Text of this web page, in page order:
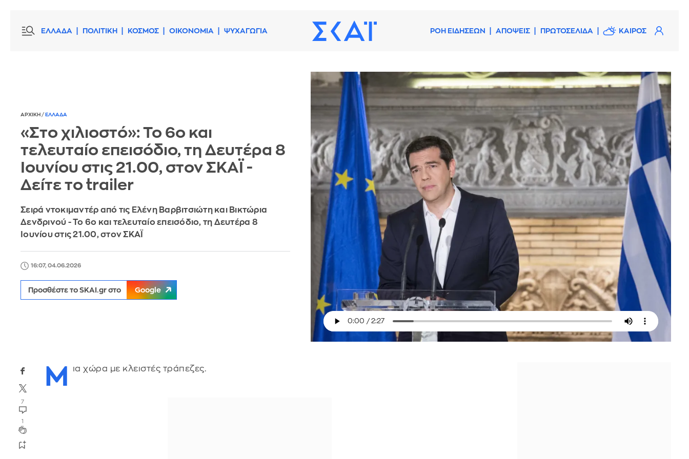
ΕΛΛΑΔΑ ΠΟΛΙΤΙΚΗ ΚΟΣΜΟΣ ΟΙΚΟΝΟΜΙΑ ΨΥΧΑΓΩΓΙΑ ΡΟΗ ΕΙΔΗΣΕΩΝ ΑΠΟΨΕΙΣ ΠΡΩΤΟΣΕΛΙΔΑ ΚΑΙΡΟΣ
ΑΡΧΙΚΗ / ΕΛΛΑΔΑ
«Στο χιλιοστό»: Το 6ο και
τελευταίο επεισόδιο, τη Δευτέρα 8
Ιουνίου στις 21.00, στον ΣΚΑΪ -
Δείτε το trailer
Σειρά ντοκιμαντέρ από τις Ελένη Βαρβιτσιώτη και Βικτώρια
Δενδρινού - Το 6ο και τελευταίο επεισόδιο, τη Δευτέρα 8
Ιουνίου στις 21.00, στον ΣΚΑΪ
16:07, 04.06.2026
Προσθέστε το SKAI.gr στο Google
7
1
Μ ια χώρα με κλειστές τράπεζες.